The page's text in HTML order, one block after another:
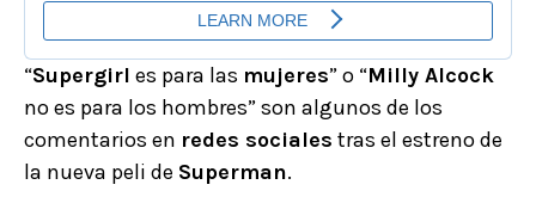
“Supergirl es para las mujeres” o “Milly Alcock
no es para los hombres” son algunos de los
comentarios en redes sociales tras el estreno de
la nueva peli de Superman.